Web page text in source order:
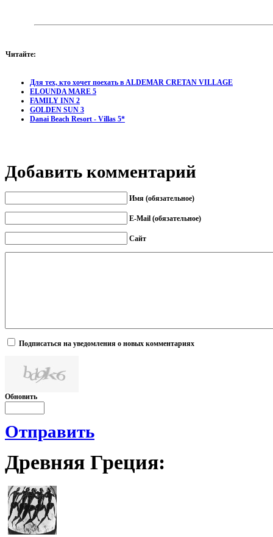
Читайте:
Для тех, кто хочет поехать в ALDEMAR СRETAN VILLAGE
ELOUNDA MARE 5
FAMILY INN 2
GOLDEN SUN 3
Danai Beach Resort - Villas 5*
Добавить комментарий
Имя (обязательное)
E-Mail (обязательное)
Сайт
Подписаться на уведомления о новых комментариях
Обновить
Отправить
Древняя Греция: